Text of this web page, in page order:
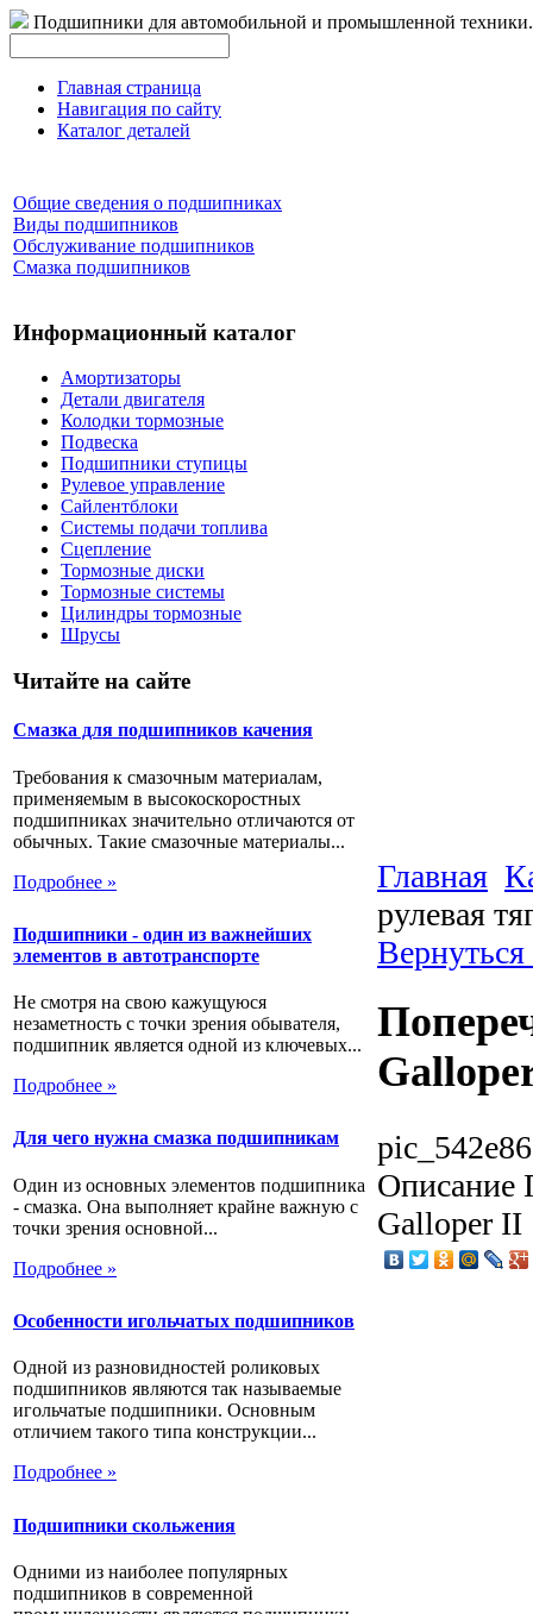
Подшипники для автомобильной и промышленной техники.
Главная страница
Навигация по сайту
Каталог деталей
Общие сведения о подшипниках
Виды подшипников
Обслуживание подшипников
Смазка подшипников
Информационный каталог
Амортизаторы
Детали двигателя
Колодки тормозные
Подвеска
Подшипники ступицы
Рулевое управление
Сайлентблоки
Системы подачи топлива
Сцепление
Тормозные диски
Тормозные системы
Цилиндры тормозные
Шрусы
Читайте на сайте
Смазка для подшипников качения
Требования к смазочным материалам,
применяемым в высокоскоростных
подшипниках значительно отличаются от
обычных. Такие смазочные материалы...
Подробнее »
Подшипники - один из важнейших
элементов в автотранспорте
Не смотря на свою кажущуюся
незаметность с точки зрения обывателя,
подшипник является одной из ключевых...
Подробнее »
Для чего нужна смазка подшипникам
Один из основных элементов подшипника
- смазка. Она выполняет крайне важную с
точки зрения основной...
Подробнее »
Особенности игольчатых подшипников
Одной из разновидностей роликовых
подшипников являются так называемые
игольчатые подшипники. Основным
отличием такого типа конструкции...
Подробнее »
Подшипники скольжения
Одними из наиболее популярных
подшипников в современной
Главная
рулевая
Описание
Galloper II